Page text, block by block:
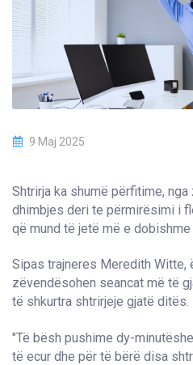
9 Maj 2025
Shtrirja ka shumë përfitime,
dhimbjes deri te përmirësimi i
që mund të jetë më e
Sipas trajneres Meredith Witte,
zëvendësohen seancat më të
të shkurtra shtrirjeje gjatë ditës.
"Të bësh pushime dy-
të ecur dhe për të bërë disa